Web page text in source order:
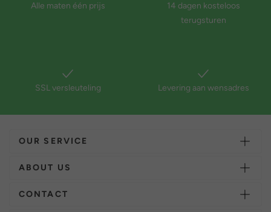
Alle maten één prijs
14 dagen kosteloos
terugsturen
SSL versleuteling Levering aan wensadres
OUR SERVICE
ABOUT US
CONTACT